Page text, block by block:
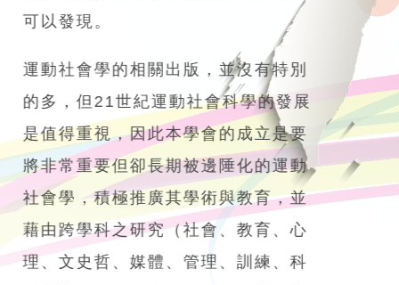
可以發現。
運動社會學的相關出版，並沒有特別
的多，但21世紀運動社會科學的發展
是值得重視，因此本學會的成立是要
將非常重要但卻長期被邊陲化的運動
社會學，積極推廣其學術與教育，並
藉由跨學科之研究（社會、教育、心
理、文史哲、媒體、管理、訓練、科